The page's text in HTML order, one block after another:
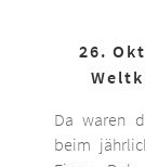
26.
Da waren
beim